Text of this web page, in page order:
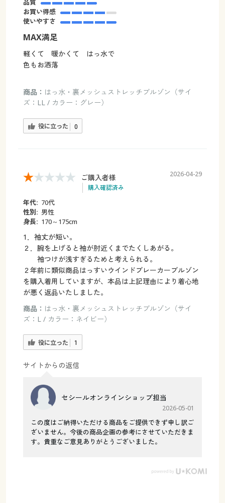
品質
お買い得感
使いやすさ
MAX満足
軽くて 暖かくて はっ水で
色もお洒落
商品： はっ水・裏メッシュストレッチブルゾン（サイ
ズ：LL / カラー：グレー）
役に立った 0
ご購入者様
購入確認済み
2026-04-29
年代: 70代
性別: 男性
身長: 170～175cm
1．袖丈が短い。
２．腕を上げると袖が肘近くまでたくしあがる。
袖つけが浅すぎるためと考えられる。
２年前に類似商品はっすいウインドブレーカーブルゾン
を購入着用していますが、本品は上記理由により着心地
が悪く返品いたしました。
商品： はっ水・裏メッシュストレッチブルゾン（サイ
ズ：L / カラー：ネイビー）
役に立った 1
サイトからの返信
セシールオンラインショップ担当
2026-05-01
この度はご納得いただける商品をご提供できず申し訳ご
ざいません。今後の商品企画の参考にさせていただきま
す。貴重なご意見ありがとうございました。